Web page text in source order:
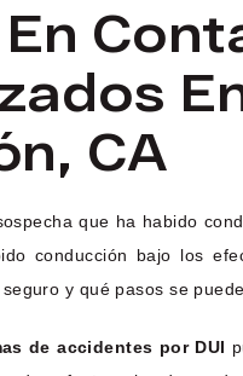
CA
que ha habido
conducción bajo los
y qué pasos se
de accidentes por DUI